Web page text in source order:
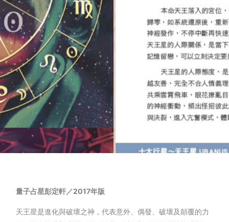
量子占星彭定軒／2017年版
天王星是進化與破壞之神，代表意外、偶發、破壞及顛覆的力